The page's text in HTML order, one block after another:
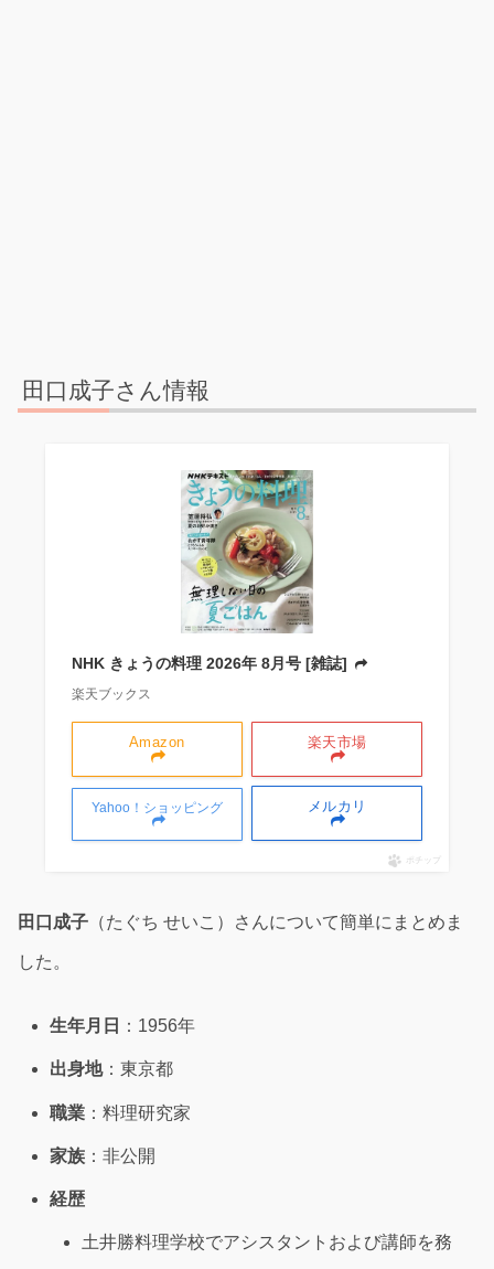
田口成子さん情報
NHK きょうの料理 2026年 8月号 [雑誌]
楽天ブックス
Amazon 楽天市場
Yahoo！ショッピング メルカリ
ポチップ
田口成子 （たぐち せいこ）さんについて簡単にまとめま
した。
生年月日 ：1956年
出身地：東京都
職業 ：料理研究家
家族 ：非公開
経歴
土井勝料理学校でアシスタントおよび講師を務